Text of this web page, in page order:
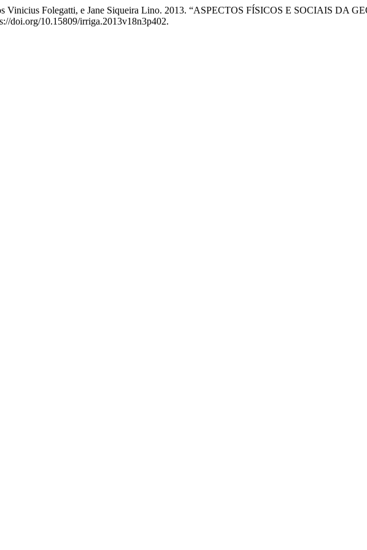
Vinicius Folegatti, e Jane Siqueira Lino. 2013. “ASPECTOS FÍSICOS E SOCIAIS DA
doi.org/10.15809/irriga.2013v18n3p402.